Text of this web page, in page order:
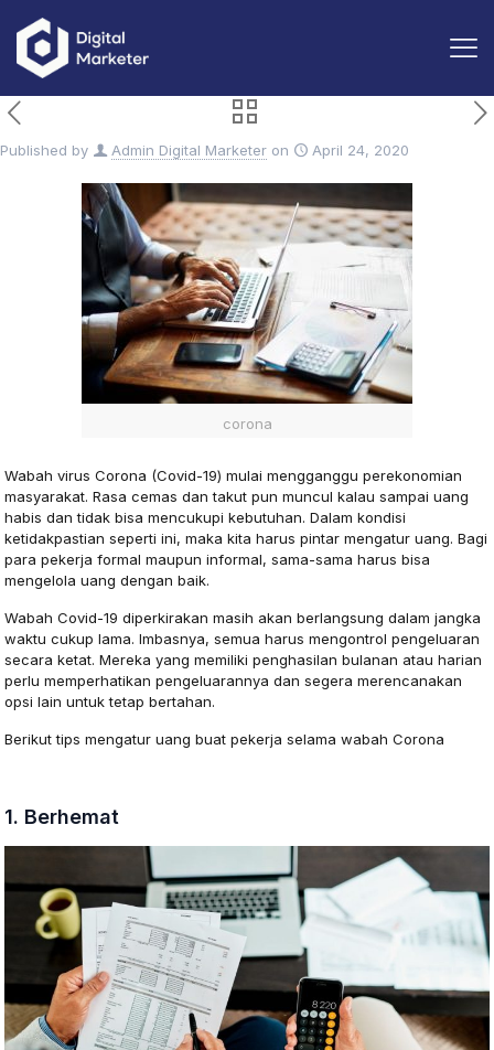
Published by Admin Digital Marketer on April 24, 2020
corona
Wabah virus Corona (Covid-19) mulai mengganggu perekonomian
masyarakat. Rasa cemas dan takut pun muncul kalau sampai uang
habis dan tidak bisa mencukupi kebutuhan. Dalam kondisi
ketidakpastian seperti ini, maka kita harus pintar mengatur uang. Bagi
para pekerja formal maupun informal, sama-sama harus bisa
mengelola uang dengan baik.
Wabah Covid-19 diperkirakan masih akan berlangsung dalam jangka
waktu cukup lama. Imbasnya, semua harus mengontrol pengeluaran
secara ketat. Mereka yang memiliki penghasilan bulanan atau harian
perlu memperhatikan pengeluarannya dan segera merencanakan
opsi lain untuk tetap bertahan.
Berikut tips mengatur uang buat pekerja selama wabah Corona
1. Berhemat